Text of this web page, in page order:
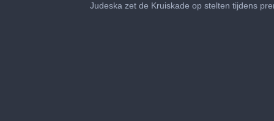
Judeska zet de Kruiskade op stelten tijdens